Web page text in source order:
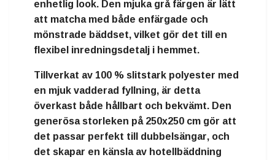
enhetlig look. Den mjuka grå färgen är lätt
att matcha med både enfärgade och
mönstrade bäddset, vilket gör det till en
flexibel inredningsdetalj i hemmet.
Tillverkat av 100 % slitstark polyester med
en mjuk vadderad fyllning, är detta
överkast både hållbart och bekvämt. Den
generösa storleken på 250x250 cm gör att
det passar perfekt till dubbelsängar, och
det skapar en känsla av hotellbäddning